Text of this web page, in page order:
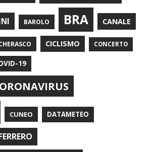
BAROLO BRA CANALE
CICLISMO CONCERTO
19
CUNEO DATAMETEO